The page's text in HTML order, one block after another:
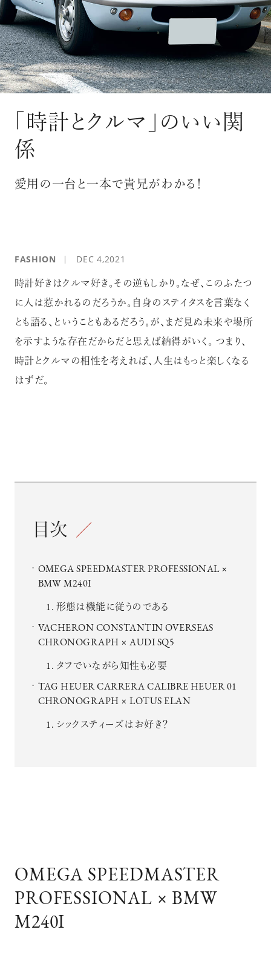
一緒に『AdvancedTime』を楽しみましょう！
会員登録をする
「時計とクルマ」のいい関
係
愛用の一台と一本で貴兄がわかる！
FASHION DEC 4,2021
時計好きはクルマ好き。その逆もしかり。なぜ、このふたつ
に人は惹かれるのだろうか。自身のステイタスを言葉なく
とも語る、ということもあるだろう。が、まだ見ぬ未来や場所
を示すような存在だからだと思えば納得がいく。 つまり、
時計とクルマの相性を考えれば、人生はもっと楽しくなる
はずだ。
目次
OMEGA SPEEDMASTER PROFESSIONAL ×
BMW M240I
形態は機能に従うのである
VACHERON CONSTANTIN OVERSEAS
CHRONOGRAPH × AUDI SQ5
タフでいながら知性も必要
TAG HEUER CARRERA CALIBRE HEUER 01
CHRONOGRAPH × LOTUS ELAN
シックスティーズはお好き？
OMEGA SPEEDMASTER
PROFESSIONAL × BMW
M240I